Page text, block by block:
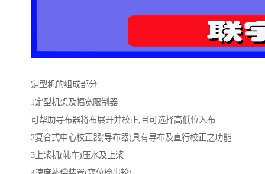
定型机的组成部分
1定型机架及幅宽限制器
可帮助导布器将布展开并校正,且可选择高低位入布
2复合式中心校正器(导布器)具有导布及直行校正之功能.
3上浆机(轧车)压水及上浆